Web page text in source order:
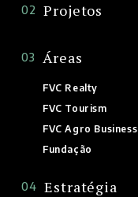
02 Projetos
03 Áreas
FVC Realty
FVC Tourism
FVC Agro Business
Fundação
04 Estratégia